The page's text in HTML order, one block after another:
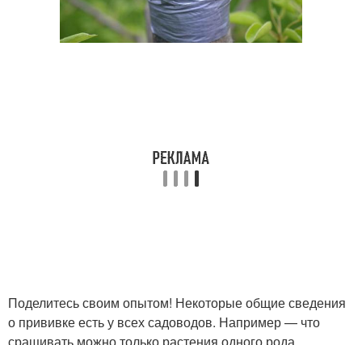
Поделитесь своим опытом! Некоторые общие сведения
о прививке есть у всех садоводов. Например — что
сращивать можно только растения одного рода